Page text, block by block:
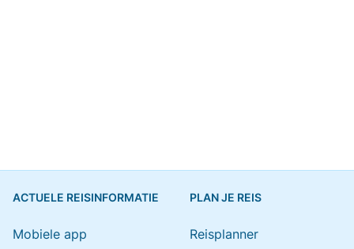
ACTUELE REISINFORMATIE
Mobiele app
PLAN JE REIS
Reisplanner